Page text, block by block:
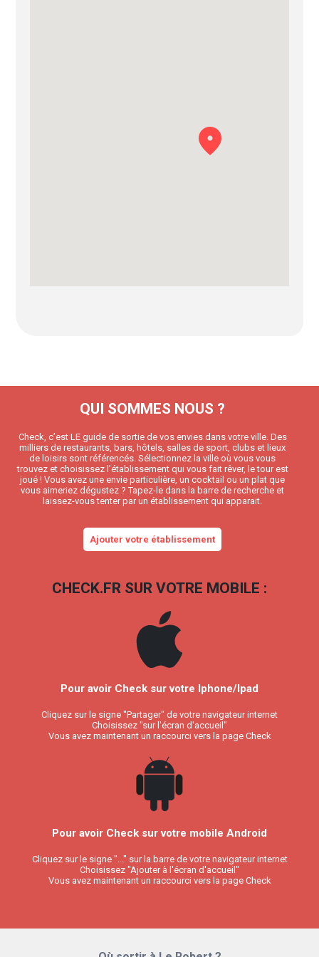
QUI SOMMES NOUS ?
Check, c’est LE guide de sortie de vos envies dans votre ville. Des
milliers de restaurants, bars, hôtels, salles de sport, clubs et lieux
de loisirs sont référencés. Sélectionnez la ville où vous vous
trouvez et choisissez l’établissement qui vous fait rêver, le tour est
joué ! Vous avez une envie particulière, un cocktail ou un plat que
vous aimeriez dégustez ? Tapez-le dans la barre de recherche et
laissez-vous tenter par un établissement qui apparait.
Ajouter votre établissement
CHECK.FR SUR VOTRE MOBILE :
Pour avoir Check sur votre Iphone/Ipad
Cliquez sur le signe "Partager" de votre navigateur internet
Choisissez "sur l'écran d'accueil"
Vous avez maintenant un raccourci vers la page Check
Pour avoir Check sur votre mobile Android
Cliquez sur le signe "..." sur la barre de votre navigateur internet
Choisissez "Ajouter à l'écran d'accueil"
Vous avez maintenant un raccourci vers la page Check